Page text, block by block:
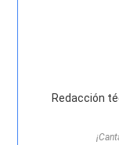
Redacción